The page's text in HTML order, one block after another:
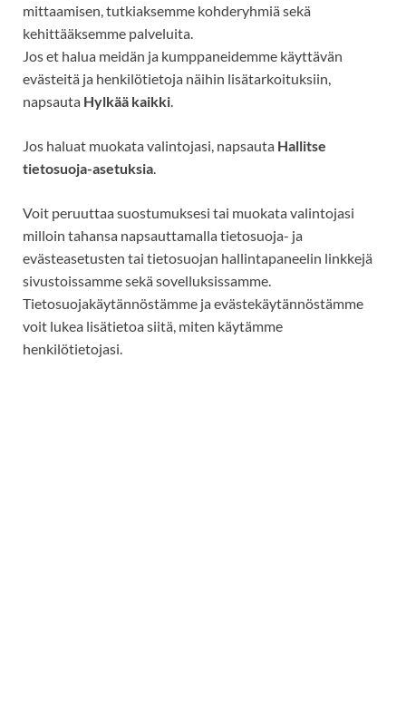
mittaamisen, tutkiaksemme kohderyhmiä sekä
kehittääksemme palveluita.
Jos et halua meidän ja kumppaneidemme käyttävän
evästeitä ja henkilötietoja näihin lisätarkoituksiin,
napsauta Hylkää kaikki.
Jos haluat muokata valintojasi, napsauta Hallitse
tietosuoja-asetuksia.
Voit peruuttaa suostumuksesi tai muokata valintojasi
milloin tahansa napsauttamalla tietosuoja- ja
evästeasetusten tai tietosuojan hallintapaneelin linkkejä
sivustoissamme sekä sovelluksissamme.
Tietosuojakäytännöstämme ja evästekäytännöstämme
voit lukea lisätietoa siitä, miten käytämme
henkilötietojasi.